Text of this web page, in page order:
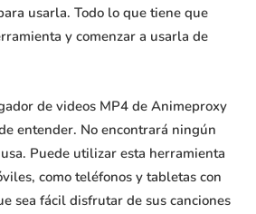
usarla. Todo lo que tiene que
y comenzar a usarla de
de videos MP4 de Animeproxy
entender. No encontrará ningún
Puede utilizar esta herramienta
como teléfonos y tabletas con
sea fácil disfrutar de sus canciones